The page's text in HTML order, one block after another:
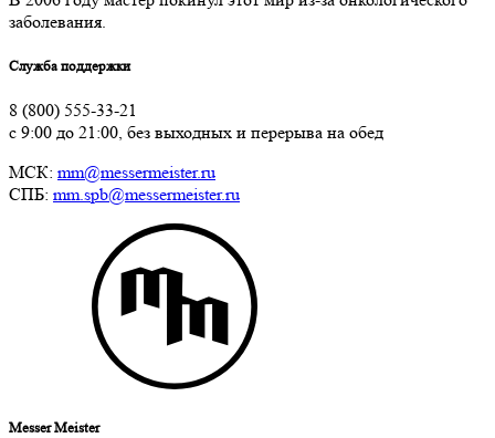
заболевания.
Служба поддержки
8 (800) 555-33-21
с 9:00 до 21:00, без выходных и перерыва на обед
МСК: mm@messermeister.ru
СПБ: mm.spb@messermeister.ru
Messer Meister